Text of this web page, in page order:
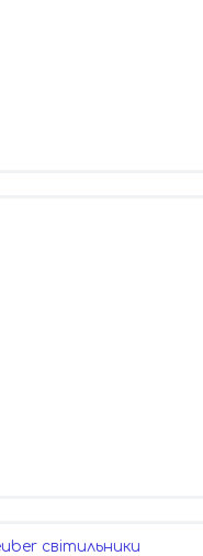
світильники